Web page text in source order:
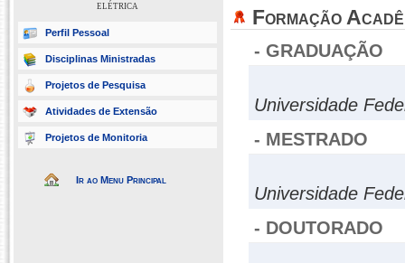
ELÉTRICA
Perfil Pessoal
Disciplinas Ministradas
Projetos de Pesquisa
Atividades de Extensão
Projetos de Monitoria
Ir ao Menu Principal
Formação
- GRADUAÇÃO
Universidade
- MESTRADO
Universidade
- DOUTORADO